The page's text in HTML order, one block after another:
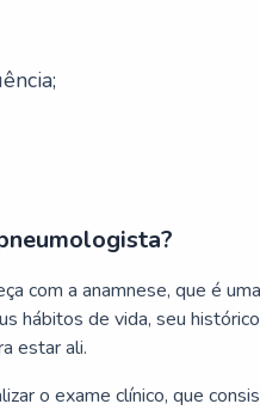
com a anamnese, que é
hábitos de vida, seu
estar ali.
o exame clínico, que